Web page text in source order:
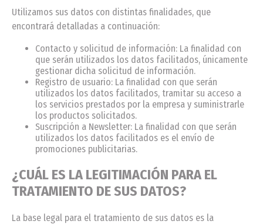
Utilizamos sus datos con distintas finalidades, que
encontrará detalladas a continuación:
Contacto y solicitud de información: La finalidad con
que serán utilizados los datos facilitados, únicamente
gestionar dicha solicitud de información.
Registro de usuario: La finalidad con que serán
utilizados los datos facilitados, tramitar su acceso a
los servicios prestados por la empresa y suministrarle
los productos solicitados.
Suscripción a Newsletter: La finalidad con que serán
utilizados los datos facilitados es el envío de
promociones publicitarias.
¿CUÁL ES LA LEGITIMACIÓN PARA EL
TRATAMIENTO DE SUS DATOS?
La base legal para el tratamiento de sus datos es la